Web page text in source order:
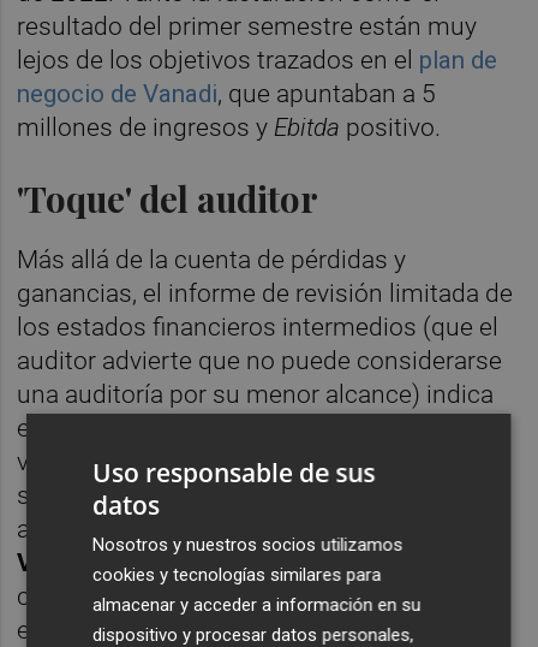
resultado del primer semestre están muy
lejos de los objetivos trazados en el plan de
negocio de Vanadi, que apuntaban a 5
millones de ingresos y Ebitda positivo.
'Toque' del auditor
Más allá de la cuenta de pérdidas y
ganancias, el informe de revisión limitada de
los estados financieros intermedios (que el
auditor advierte que no puede considerarse
una auditoría por su menor alcance) indica
en sus conclusiones que ha sido imposible
valorar, al no disponer de información
suficiente en ese momento, el patrimonio
adquirido a Le Fournil de Jules, por el que
Vanadi pagó 617.000 euros
contado y parte diferida durante varios
ejercicios) que se han incluido en el
Uso responsable de sus
datos
Nosotros y nuestros socios utilizamos
cookies y tecnologías similares para
almacenar y acceder a información en su
dispositivo y procesar datos personales,